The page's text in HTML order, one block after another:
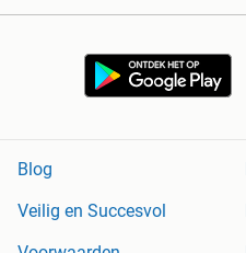
Blog
Veilig en Succesvol